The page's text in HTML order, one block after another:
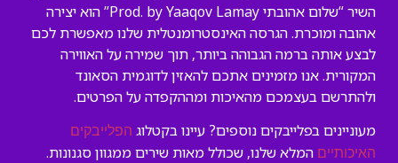
השיר “שלום אהובתי Prod. by Yaaqov Lamay” הוא יצירה
אהובה ומוכרת. הגרסה האינסטרומנטלית שלנו מאפשרת לכם
לבצע אותה ברמה הגבוהה ביותר, תוך שמירה על האווירה
המקורית. אנו מזמינים אתכם להאזין לדוגמית הסאונד
ולהתרשם בעצמכם מהאיכות ומההקפדה על הפרטים.
מעוניינים בפלייבקים נוספים? עיינו בקטלוג הפלייבקים
האיכותיים המלא שלנו, שכולל מאות שירים ממגוון סגנונות.